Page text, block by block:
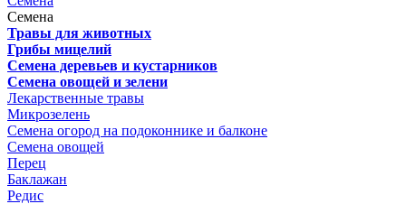
Семена
Травы для животных
Грибы мицелий
Семена деревьев и кустарников
Семена овощей и зелени
Лекарственные травы
Микрозелень
Семена огород на подоконнике и балконе
Семена овощей
Перец
Баклажан
Редис